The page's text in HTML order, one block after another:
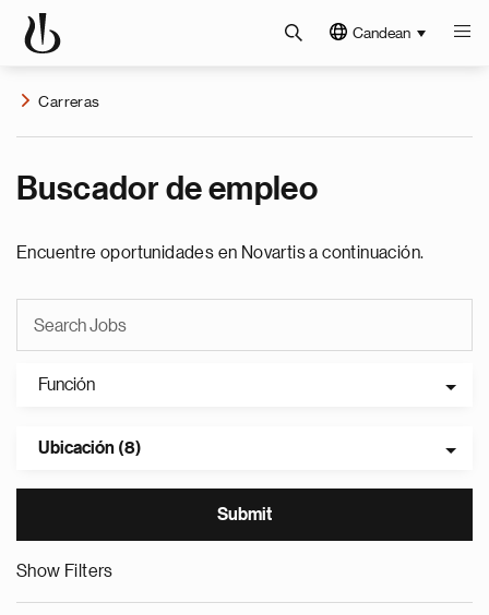
Candean
Carreras
Buscador de empleo
Encuentre oportunidades en Novartis a continuación.
Función
Ubicación (8)
Show Filters